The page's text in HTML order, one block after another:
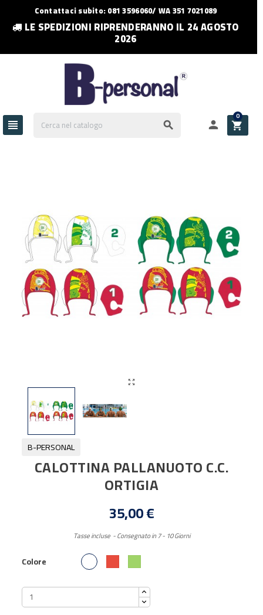
Contattaci subito: 081 3596060/ WA 351 7021089
LE SPEDIZIONI RIPRENDERANNO IL 24 AGOSTO
2026
   
0

B-PERSONAL
CALOTTINA PALLANUOTO C.C.
ORTIGIA
35,00 €
Tasse incluse Consegnato in 7 - 10 Giorni
Colore Bianco